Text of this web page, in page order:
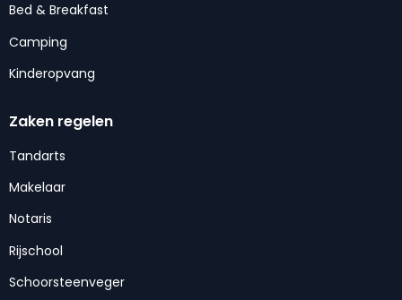
Bed & Breakfast
Camping
Kinderopvang
Zaken regelen
Tandarts
Makelaar
Notaris
Rijschool
Schoorsteenveger